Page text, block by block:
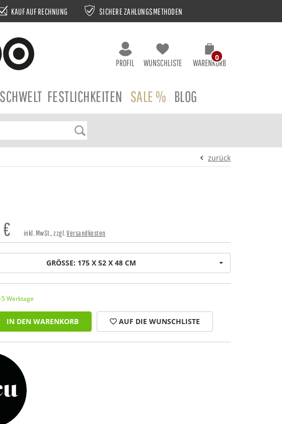
KAUF AUF RECHNUNG SICHERE ZAHLUNGSMETHODEN
PROFIL WUNSCHLISTE WARENKORB
0
FESTLICHKEITEN SALE % BLOG
zurück
€ inkl. MwSt., zzgl.Versandkosten
GRÖSSE: 175 X 52 X 48 CM
Werktage
IN DEN WARENKORB AUF DIE WUNSCHLISTE